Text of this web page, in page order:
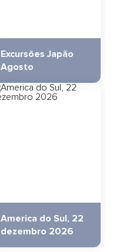
Excursões Japão
Agosto
America do Sul, 22
dezembro 2026